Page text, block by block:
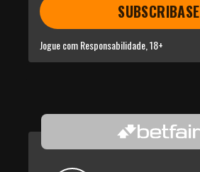
SUBSCRIBASE
Jogue com Responsabilidade, 18+